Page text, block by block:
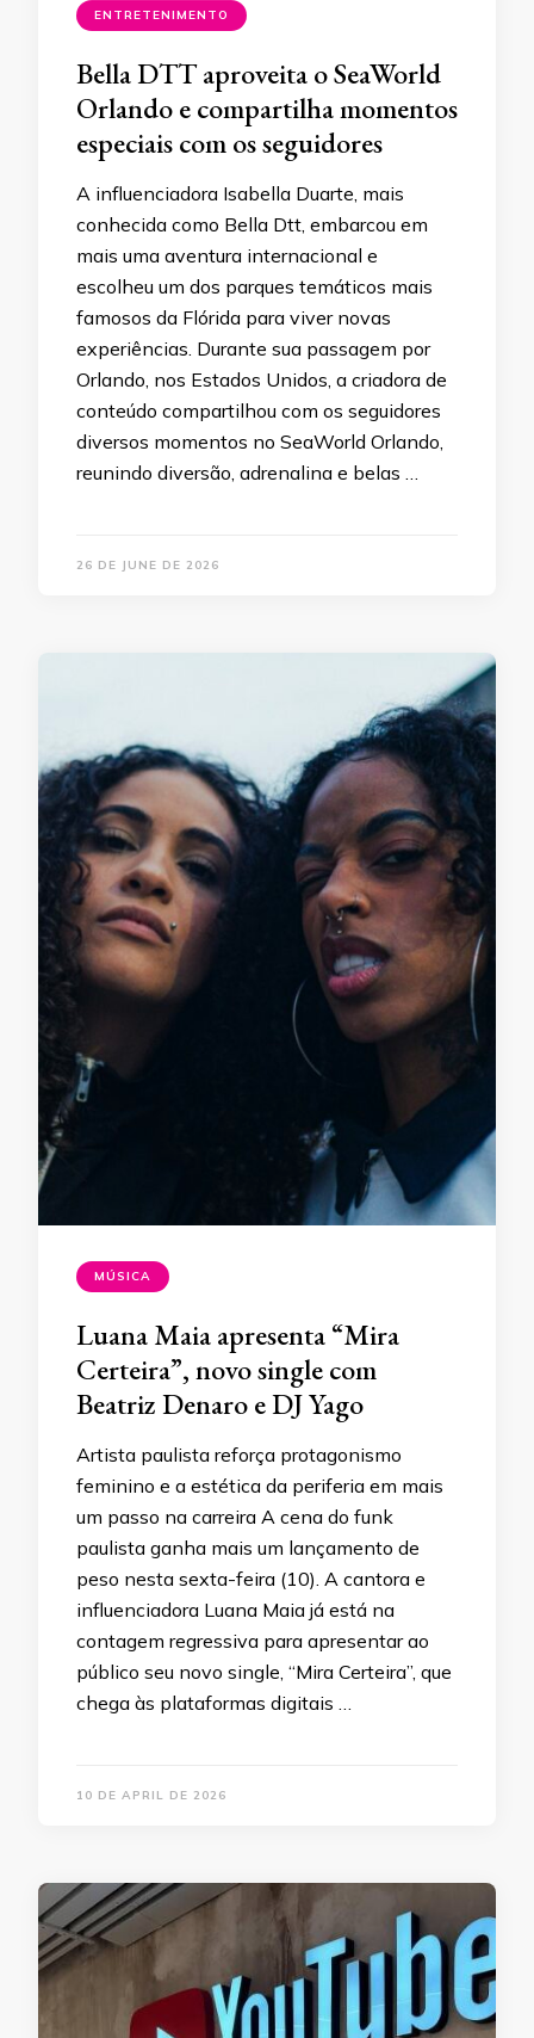
ENTRETENIMENTO
Bella DTT aproveita o SeaWorld
Orlando e compartilha momentos
especiais com os seguidores
A influenciadora Isabella Duarte, mais
conhecida como Bella Dtt, embarcou em
mais uma aventura internacional e
escolheu um dos parques temáticos mais
famosos da Flórida para viver novas
experiências. Durante sua passagem por
Orlando, nos Estados Unidos, a criadora de
conteúdo compartilhou com os seguidores
diversos momentos no SeaWorld Orlando,
reunindo diversão, adrenalina e belas …
26 DE JUNE DE 2026
MÚSICA
Luana Maia apresenta “Mira
Certeira”, novo single com
Beatriz Denaro e DJ Yago
Artista paulista reforça protagonismo
feminino e a estética da periferia em mais
um passo na carreira A cena do funk
paulista ganha mais um lançamento de
peso nesta sexta-feira (10). A cantora e
influenciadora Luana Maia já está na
contagem regressiva para apresentar ao
público seu novo single, “Mira Certeira”, que
chega às plataformas digitais …
10 DE APRIL DE 2026